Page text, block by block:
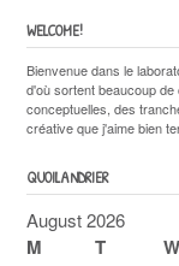
WELCOME!
Bienvenue dans le
d'où sortent beaucoup
conceptuelles, des
créative que j'aime bien
QUOILANDRIER
August 2026
M T W